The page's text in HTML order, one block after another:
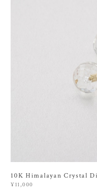
10K Himalayan Crystal
¥11,000